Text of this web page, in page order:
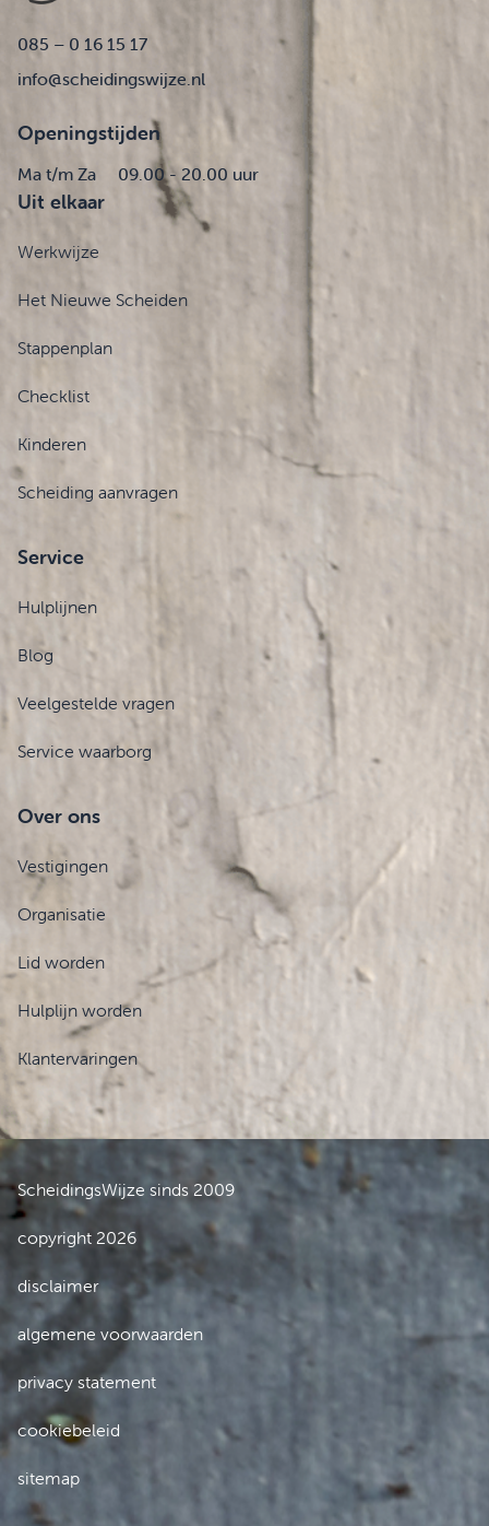
085 – 0 16 15 17
info@scheidingswijze.nl
Openingstijden
Ma t/m Za 09.00 - 20.00 uur
Uit elkaar
Werkwijze
Het Nieuwe Scheiden
Stappenplan
Checklist
Kinderen
Scheiding aanvragen
Service
Hulplijnen
Blog
Veelgestelde vragen
Service waarborg
Over ons
Vestigingen
Organisatie
Lid worden
Hulplijn worden
Klantervaringen
ScheidingsWijze sinds 2009
copyright 2026
disclaimer
algemene voorwaarden
privacy statement
cookiebeleid
sitemap